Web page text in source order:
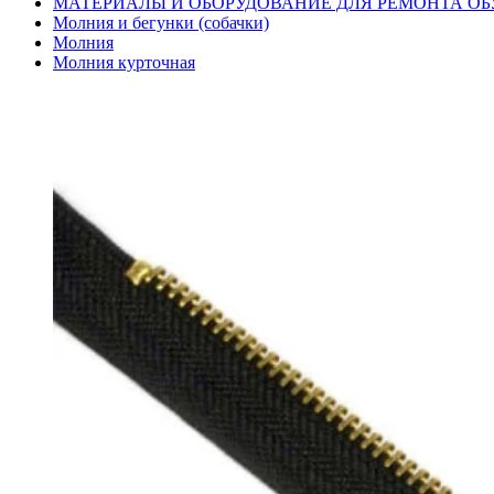
Молния и бегунки (собачки)
Молния
Молния курточная